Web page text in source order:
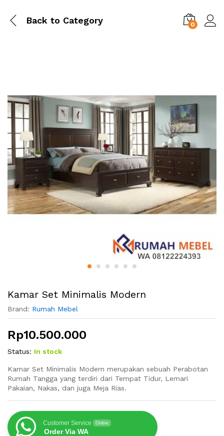
Back to Category 0
Kamar Set Minimalis Modern
Brand: Rumah Mebel
Rp10.500.000
Status: In stock
Kamar Set Minimalis Modern merupakan sebuah Perabotan
Rumah Tangga yang terdiri dari Tempat Tidur, Lemari
Pakaian, Nakas, dan juga Meja Rias.
Customer Service Online
Order Via WA